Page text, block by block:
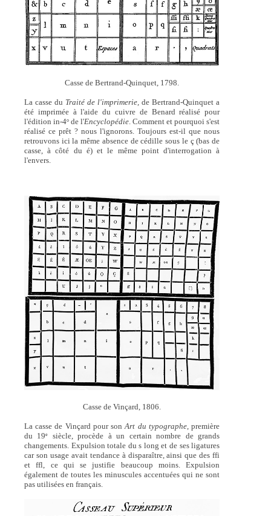
Casse de Bertrand-Quinquet, 1798.
La casse du Traité de l'imprimerie, de Bertrand-Quinquet a
été imprimée à l'aide du cuivre de Benard réalisé pour
l'édition in-4o de l'Encyclopédie . Comment et pourquoi s'est
réalisé ce prêt ? nous l'ignorons. Toujours est-il que nous
retrouvons ici la même absence de cédille sous le ç (bas de
casse, à côté du é) et le même point d'interrogation à
l'envers.
Casse de Vinçard, 1806.
La casse de Vinçard pour sonArt du typographe, première
du 19e
siècle, procède à un certain nombre de grands
changements. Expulsion totale du s long et de ses ligatures
car son usage avait tendance à disparaître, ainsi que des ffi
et ffl, ce qui se justifie beaucoup moins. Expulsion
également de toutes les minuscules accentuées qui ne sont
pas utilisées en français.